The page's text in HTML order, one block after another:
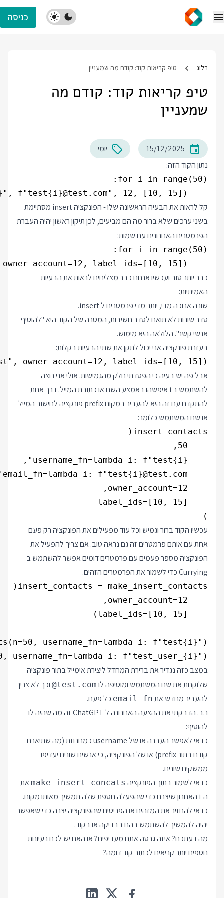
כניסה
בלוג טיפ קריאות קוד: קודם מה שמעניין
טיפ קריאות קוד: קודם מה
שמעניין
15/12/2025
יומי
נתון הקוד הזה:
קל לראות את הבעיה הראשונה שלו - הפונקציה insert מסתיימת
בשני ערכים שלא ברור מה הם מביעים, לכן תיקון ראשון יהיה העברת
הפרמטרים האחרונים עם שמות:
כבר יותר טוב ועכשיו אנחנו כבר מצליחים לראות את הבעיות
האמיתיות:
שורה ארוכה מדי, יותר מדי פרמטרים ל insert.
סדר שורות לא תואם לסדר חשיבות, המטרה של הקוד היא "להוסיף
אנשי קשר". הלולאה היא מימוש.
בעזרת פונקציה אני יכול לתקן את שתי הבעיות בקלות:
owner_account=12, label_ids=[10, 15])
אבל פה יש בעיה כי הפסדתי חלק מהגמישות. אולי אני רוצה
להשתמש ב i איפשהו באמצע השם או כתובת המייל. דרך אחת
להתקדם עם זה היא להעביר במקום prefix פונקציה לחישוב המייל
או שם המשתמש כלומר:
)
עכשיו הקוד ברור וגמיש וכל עוד מפעילים את הפונקציה רק פעם
אחת עם אותם פרמטרים זה גם נראה טוב. אם צריך להפעיל את
הפונקציה מספר פעמים עם פרמטרים דומים אפשר להשתמש ב
Currying כדי לשמור את הפרמטרים הזהים.
username_fn=lambda i: f"test_user_{i}")
במצב כזה נגדיר את ברירת המחדל ליצירת אימייל בתור פונקציה
שלוקחת את שם המשתמש ומוסיפה לו @test.com וכך לא צריך
להעביר מחדש את email_fn כל פעם.
נ.ב. הדבקתי את ההצעה האחרונה ל ChatGPT זה מה שהיה לו
להוסיף:
כדאי לאפשר העברה או של username כמחרוזת (מה שתיארנו
קודם בתור prefix) או של הפונקציה, כי אנשים שונים יעדיפו
ממשקים שונים.
כדאי לשמור בתוך הפונקציה make_insert_concatsאת
ה-i האחרון שיצרנו כדי שהפעלה נוספת שלה תמשיך מאותו מקום.
כדאי להחזיר את המזהים או הפריטים שהפונקציה יצרה כדי שאפשר
יהיה להמשיך להשתמש בהם בבדיקה או בקוד.
מה דעתכם? איזה גרסה אתם מעדיפים? או האם יש לכם רעיונות
נוספים יותר קריאים לכתוב קוד דומה?